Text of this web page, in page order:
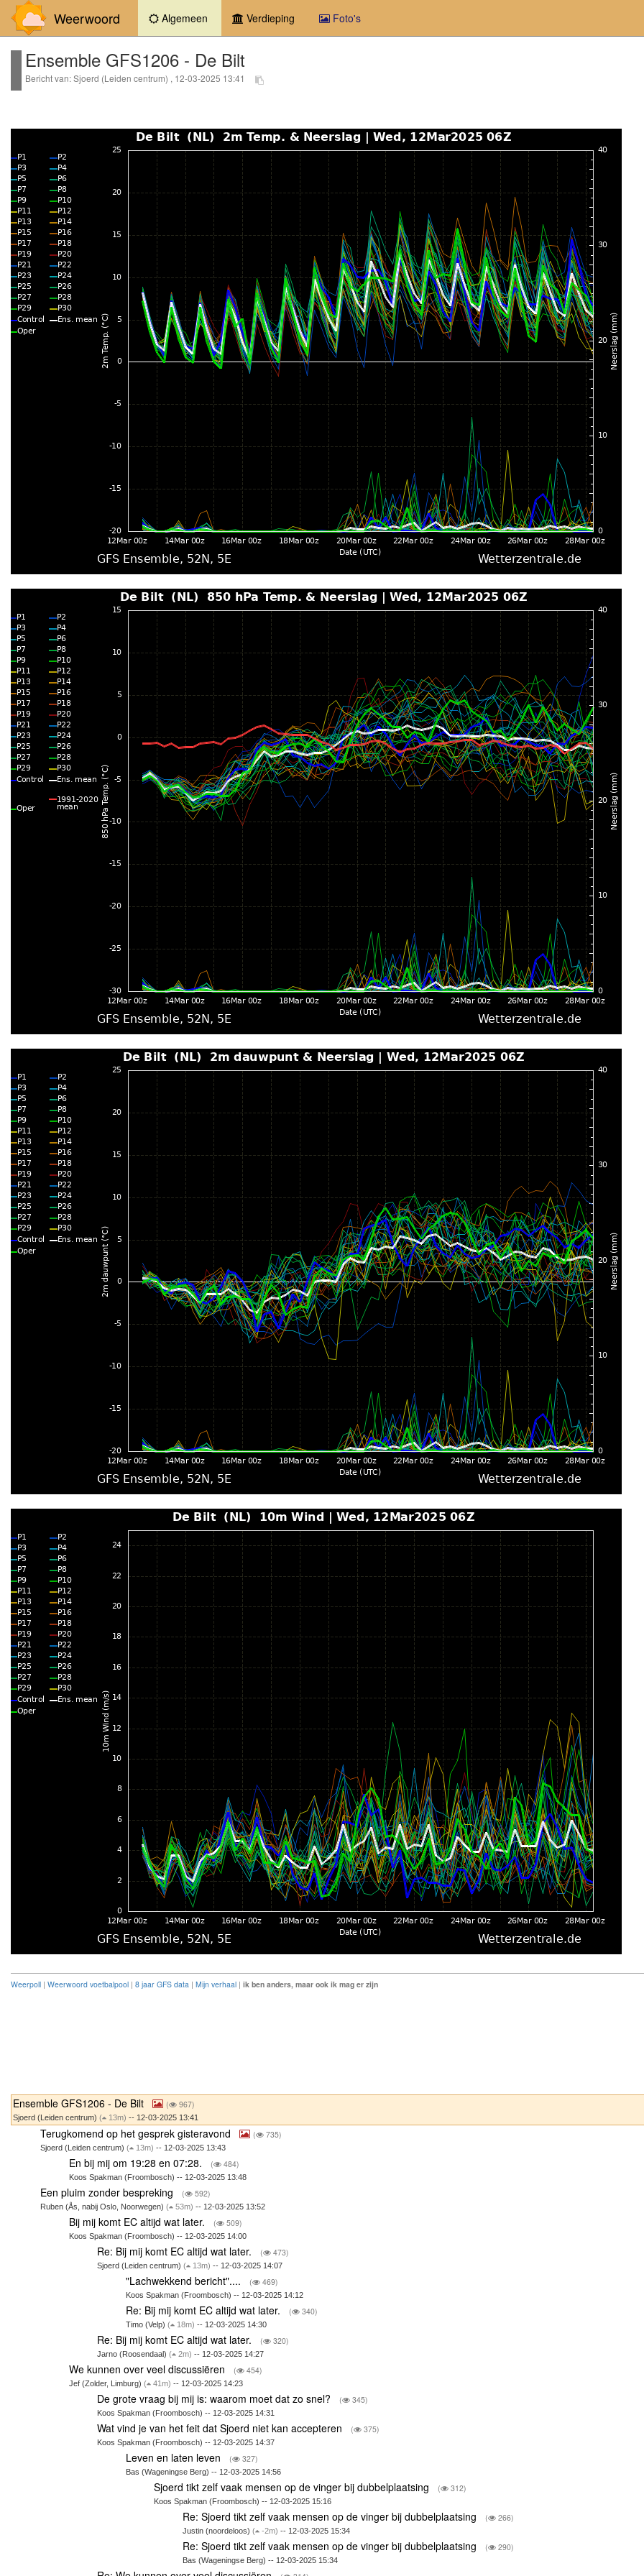
Weerwoord Algemeen (current)Verdieping Foto's
Ensemble GFS1206 - De Bilt
Bericht van: Sjoerd (Leiden centrum) , 12-03-2025 13:41
Weerpoll | Weerwoord voetbalpool | 8 jaar GFS data | Mijn verhaal | ik ben anders, maar ook ik mag er zijn
Ensemble GFS1206 - De Bilt ( 967)
Sjoerd (Leiden centrum) ( 13m) -- 12-03-2025 13:41
Terugkomend op het gesprek gisteravond ( 735)
Sjoerd (Leiden centrum)( 13m) -- 12-03-2025 13:43
En bij mij om 19:28 en 07:28. ( 484)
Koos Spakman (Froombosch) -- 12-03-2025 13:48
Een pluim zonder bespreking ( 592)
Ruben (Ås, nabij Oslo, Noorwegen)( 53m) -- 12-03-2025 13:52
Bij mij komt EC altijd wat later. ( 509)
Koos Spakman (Froombosch) -- 12-03-2025 14:00
Re: Bij mij komt EC altijd wat later. ( 473)
Sjoerd (Leiden centrum)( 13m) -- 12-03-2025 14:07
"Lachwekkend bericht".... ( 469)
Koos Spakman (Froombosch) -- 12-03-2025 14:12
Re: Bij mij komt EC altijd wat later. ( 340)
Timo (Velp) ( 18m) -- 12-03-2025 14:30
Re: Bij mij komt EC altijd wat later. ( 320)
Jarno (Roosendaal)( 2m) -- 12-03-2025 14:27
We kunnen over veel discussiëren ( 454)
Jef (Zolder, Limburg) ( 41m) -- 12-03-2025 14:23
De grote vraag bij mij is: waarom moet dat zo snel? ( 345)
Koos Spakman (Froombosch) -- 12-03-2025 14:31
Wat vind je van het feit dat Sjoerd niet kan accepteren ( 375)
Koos Spakman (Froombosch) -- 12-03-2025 14:37
Leven en laten leven ( 327)
Bas (Wageningse Berg) -- 12-03-2025 14:56
Sjoerd tikt zelf vaak mensen op de vinger bij dubbelplaatsing ( 312)
Koos Spakman (Froombosch) -- 12-03-2025 15:16
Re: Sjoerd tikt zelf vaak mensen op de vinger bij dubbelplaatsing ( 266)
Justin (noordeloos) ( -2m) -- 12-03-2025 15:34
Re: Sjoerd tikt zelf vaak mensen op de vinger bij dubbelplaatsing ( 290)
Bas (Wageningse Berg) -- 12-03-2025 15:34